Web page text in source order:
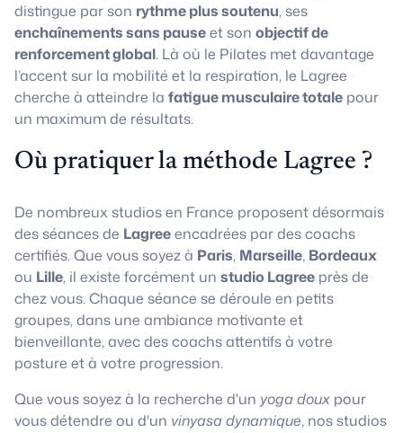
distingue par son rythme plus soutenu, ses
enchaînements sans pauseet son objectif de
renforcement global. Là où le Pilates met davantage
l’accent sur la mobilité et la respiration, le Lagree
cherche à atteindre la fatigue musculaire totale pour
un maximum de résultats.
Où pratiquer la méthode Lagree ?
De nombreux studios en France proposent désormais
des séances de Lagreeencadrées par des coachs
certifiés. Que vous soyez à Paris, Marseille, Bordeaux
ou Lille, il existe forcément un studio Lagree près de
chez vous. Chaque séance se déroule en petits
groupes, dans une ambiance motivante et
bienveillante, avec des coachs attentifs à votre
posture et à votre progression.
Que vous soyez à la recherche d'un yoga doux pour
vous détendre ou d'un vinyasa dynamique, nos studios